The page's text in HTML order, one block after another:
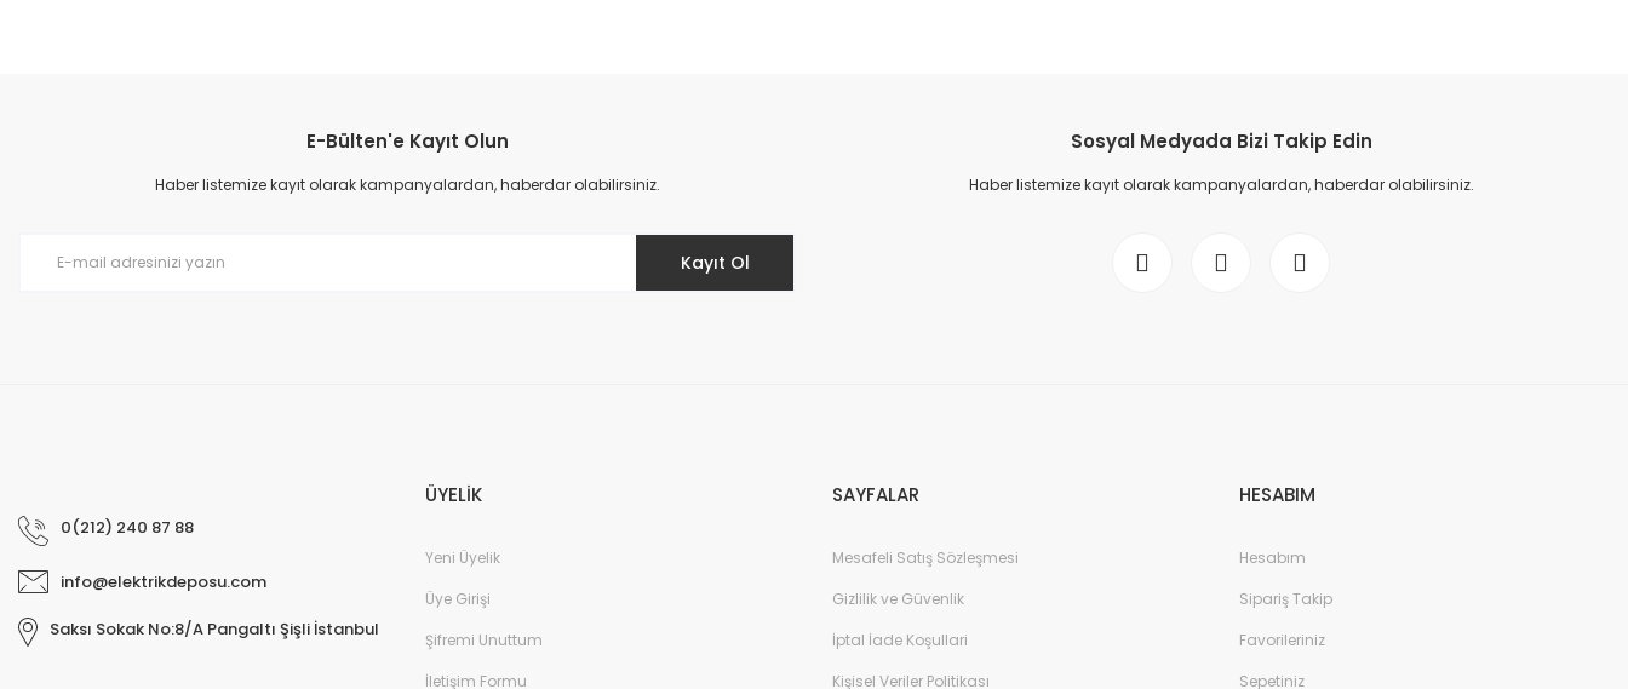
Ürün resmi kalitesiz, bozuk veya görüntülenemiyor.
Ürün açıklamasında eksik bilgiler bulunuyor.
E-Bülten'e Kayıt Olun
Haber listemize kayıt olarak kampanyalardan, haberdar olabilirsiniz.
Kayıt Ol
Sosyal Medyada Bizi Takip Edin
Haber listemize kayıt olarak kampanyalardan, haberdar olabilirsiniz.
0(212) 240 87 88
info@elektrikdeposu.com
Saksı Sokak No:8/A Pangaltı Şişli İstanbul
ÜYELİK
Yeni Üyelik
Üye Girişi
Şifremi Unuttum
İletişim Formu
SAYFALAR
Mesafeli Satış Sözleşmesi
Gizlilik ve Güvenlik
İptal İade Koşullari
Kişisel Veriler Politikası
HESABIM
Hesabım
Sipariş Takip
Favorileriniz
Sepetiniz